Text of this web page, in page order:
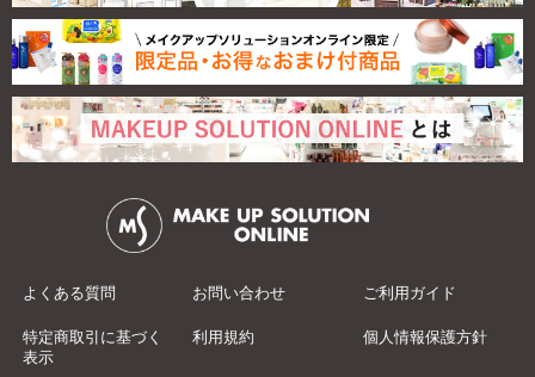
よくある質問 お問い合わせ ご利用ガイド
特定商取引に基づく
表示
利用規約 個人情報保護方針